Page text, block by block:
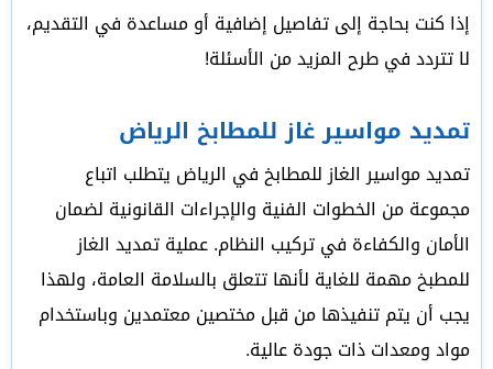
إذا كنت بحاجة إلى تفاصيل إضافية أو مساعدة في التقديم،
لا تتردد في طرح المزيد من الأسئلة!
تمديد مواسير غاز للمطابخ الرياض
تمديد مواسير الغاز للمطابخ في الرياض يتطلب اتباع
مجموعة من الخطوات الفنية والإجراءات القانونية لضمان
الأمان والكفاءة في تركيب النظام. عملية تمديد الغاز
للمطبخ مهمة للغاية لأنها تتعلق بالسلامة العامة، ولهذا
يجب أن يتم تنفيذها من قبل مختصين معتمدين وباستخدام
مواد ومعدات ذات جودة عالية.